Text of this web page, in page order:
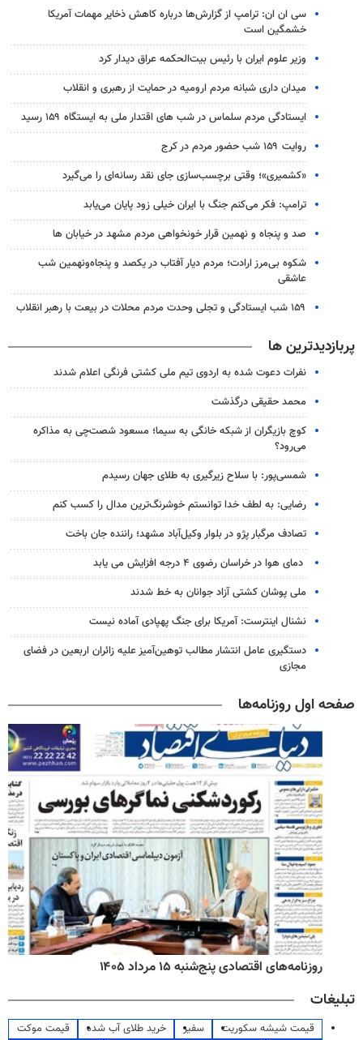
سی ان ان: ترامپ از گزارش‌ها درباره کاهش ذخایر مهمات آمریکا
خشمگین است
وزیر علوم ایران با رئیس بیت‌الحکمه عراق دیدار کرد
میدان داری شبانه مردم ارومیه در حمایت از رهبری و انقلاب
ایستادگی مردم سلماس در شب های اقتدار ملی به ایستگاه ۱۵۹ رسید
روایت ۱۵۹ شب حضور مردم در کرج
«کشمیری»؛ وقتی برچسب‌سازی جای نقد رسانه‌ای را می‌گیرد
ترامپ: فکر می‌کنم جنگ با ایران خیلی زود پایان می‌یابد
صد و پنجاه و نهمین قرار خونخواهی مردم مشهد در خیابان ها
شکوه بی‌مرز ارادت؛ مردم دیار آفتاب در یکصد و پنجاه‌ونهمین شب
عاشقی
۱۵۹ شب ایستادگی و تجلی وحدت مردم محلات در بیعت با رهبر انقلاب
پربازدیدترین ها
نفرات دعوت شده به اردوی تیم ملی کشتی فرنگی اعلام شدند
محمد حقیقی درگذشت
کوچ بازیگران از شبکه خانگی به سیما؛ مسعود شصت‌چی به مذاکره
می‌رود؟
شمسی‌پور: با سلاح زیرگیری به طلای جهان رسیدم
رضایی: به لطف خدا توانستم خوشرنگ‌ترین مدال را کسب کنم
تصادف مرگبار پژو در بلوار وکیل‌آباد مشهد؛ راننده جان باخت
دمای هوا در خراسان رضوی ۴ درجه افزایش می یابد
ملی پوشان کشتی آزاد جوانان به خط شدند
نشنال اینترست: آمریکا برای جنگ پهپادی آماده نیست
دستگیری عامل انتشار مطالب توهین‌آمیز علیه زائران اربعین در فضای
مجازی
صفحه اول روزنامه‌ها
روزنامه‌های اقتصادی پنج‌شنبه ۱۵ مرداد ۱۴۰۵
تبلیغات
قیمت شیشه سکوریت سفیر خرید طلای آب شده
قیمت موکت